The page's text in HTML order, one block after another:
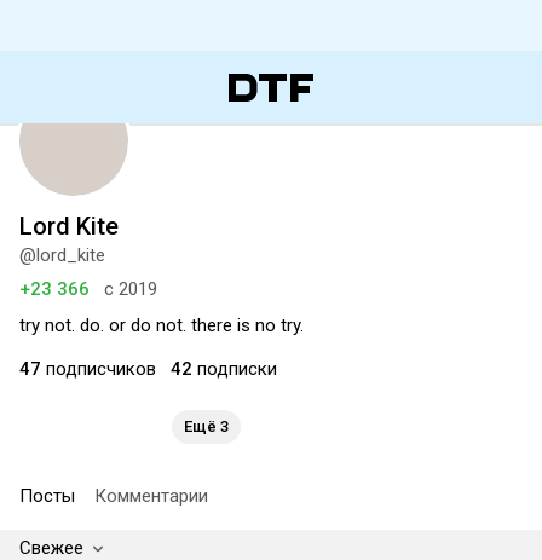
Lord Kite
@lord_kite
+23 366
с 2019
try not. do. or do not. there is no try.
47 подписчиков 42 подписки
Ещё 3
Посты Комментарии
Свежее